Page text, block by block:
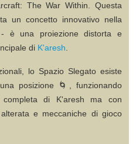
The War Within. Questa
un concetto innovativo nella
è una proiezione distorta e
di K'aresh.
lo Spazio Slegato esiste
posizione 🌀, funzionando
di K'aresh ma con
e meccaniche di gioco